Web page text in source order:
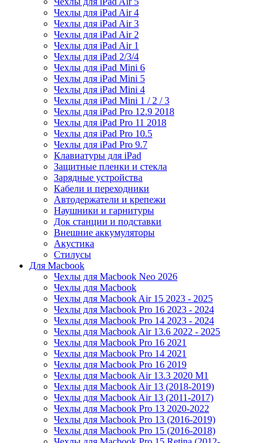
Чехлы для iPad Air 4
Чехлы для iPad Air 3
Чехлы для iPad Air 2
Чехлы для iPad Air 1
Чехлы для iPad 2/3/4
Чехлы для iPad Mini 6
Чехлы для iPad Mini 5
Чехлы для iPad Mini 4
Чехлы для iPad Mini 1 / 2 / 3
Чехлы для iPad Pro 12.9 2018
Чехлы для iPad Pro 11 2018
Чехлы для iPad Pro 10.5
Чехлы для iPad Pro 9.7
Клавиатуры для iPad
Защитные пленки и стекла
Зарядные устройства
Кабели и переходники
Автодержатели и крепежи
Наушники и гарнитуры
Док станции и подставки
Внешние аккумуляторы
Акустика
Стилусы
Для Macbook
Чехлы для Macbook Neo 2026
Чехлы для Macbook
Чехлы для Macbook Air 15 2023 - 2025
Чехлы для Macbook Pro 16 2023 - 2024
Чехлы для Macbook Pro 14 2023 - 2024
Чехлы для Macbook Air 13.6 2022 - 2025
Чехлы для Macbook Pro 16 2021
Чехлы для Macbook Pro 14 2021
Чехлы для Macbook Pro 16 2019
Чехлы для Macbook Air 13.3 2020 M1
Чехлы для Macbook Air 13 (2018-2019)
Чехлы для Macbook Air 13 (2011-2017)
Чехлы для Macbook Pro 13 2020-2022
Чехлы для Macbook Pro 13 (2016-2019)
Чехлы для Macbook Pro 15 (2016-2018)